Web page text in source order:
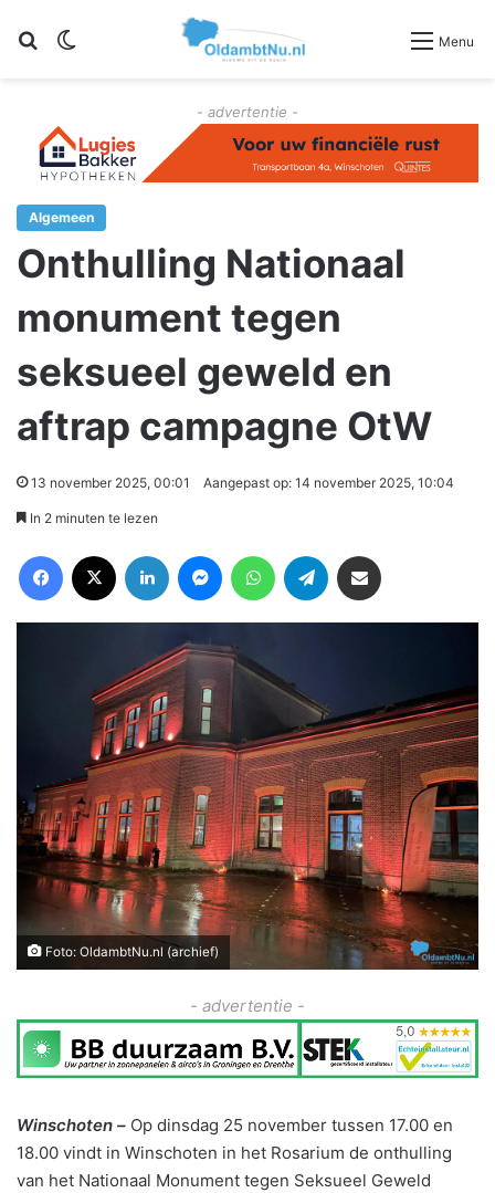
Zoeken Menu
- advertentie -
Algemeen
Onthulling Nationaal
monument tegen
seksueel geweld en
aftrap campagne OtW
13 november 2025, 00:01 Aangepast op: 14 november 2025, 10:04
In 2 minuten te lezen
Foto: OldambtNu.nl (archief)
- advertentie -
Winschoten – Op dinsdag 25 november tussen 17.00 en
18.00 vindt in Winschoten in het Rosarium de onthulling
van het Nationaal Monument tegen Seksueel Geweld